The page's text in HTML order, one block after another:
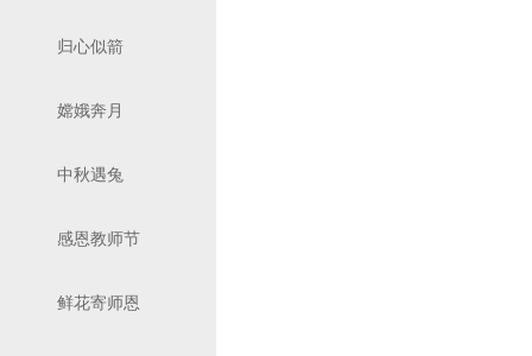
归心似箭
嫦娥奔月
中秋遇兔
感恩教师节
鲜花寄师恩